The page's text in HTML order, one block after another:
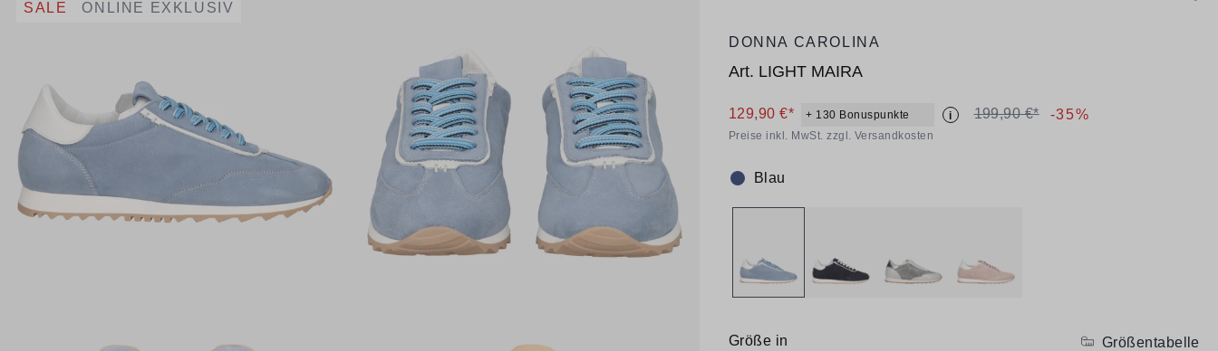
SALE ONLINE EXKLUSIV
DONNA CAROLINA
Art. LIGHT MAIRA
129,90 €* + 130 Bonuspunkte i 199,90 €* -35%
Preise inkl. MwSt. zzgl. Versandkosten
Farbe:
Blau
Größe in
Größentabelle